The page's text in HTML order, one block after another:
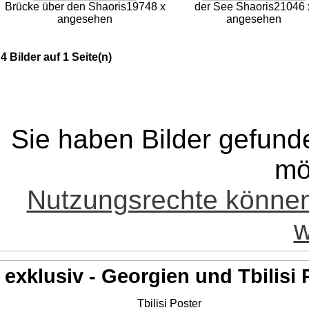
Brücke über den Shaoris19748 x
angesehen
der See Shaoris21046
angesehen
4 Bilder auf 1 Seite(n)
Sie haben Bilder
Nutzungsrechte
exklusiv - Georgien und Tbilisi
Tbilisi Poster